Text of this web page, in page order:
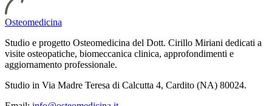
Osteomedicina
Studio e progetto Osteomedicina del Dott. Cirillo Miriani dedicati a
visite osteopatiche, biomeccanica clinica, approfondimenti e
aggiornamento professionale.
Studio in Via Madre Teresa di Calcutta 4, Cardito (NA) 80024.